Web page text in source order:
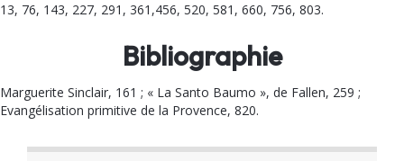
13, 76, 143, 227, 291, 361,456, 520, 581, 660, 756, 803.
Bibliographie
Marguerite Sinclair, 161 ; « La Santo Baumo », de Fallen, 259 ;
Evangélisation primitive de la Provence, 820.